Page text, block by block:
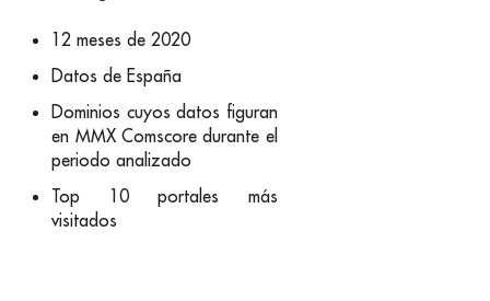
12 meses de 2020
Datos de España
Dominios cuyos datos figuran
en MMX Comscore durante el
periodo analizado
Top 10 portales más
visitados